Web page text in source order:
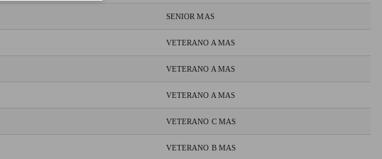
SENIOR MAS
VETERANO A MAS
VETERANO A MAS
VETERANO A MAS
VETERANO C MAS
VETERANO B MAS